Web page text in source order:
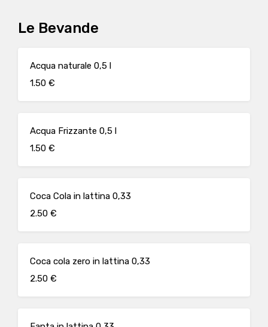
Le Bevande
Acqua naturale 0,5 l
1.50 €
Acqua Frizzante 0,5 l
1.50 €
Coca Cola in lattina 0,33
2.50 €
Coca cola zero in lattina 0,33
2.50 €